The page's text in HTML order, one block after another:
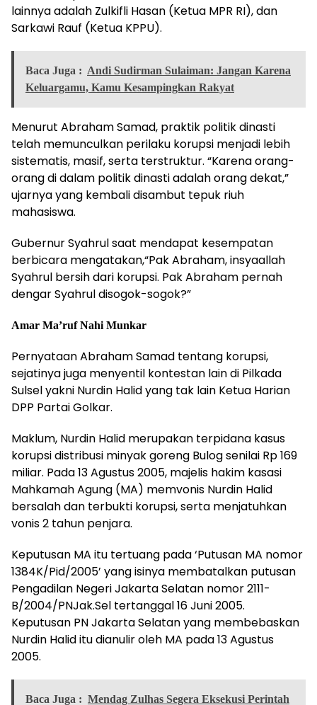
lainnya adalah Zulkifli Hasan (Ketua MPR RI), dan
Sarkawi Rauf (Ketua KPPU).
Baca Juga : Andi Sudirman Sulaiman: Jangan Karena
Keluargamu, Kamu Kesampingkan Rakyat
Menurut Abraham Samad, praktik politik dinasti
telah memunculkan perilaku korupsi menjadi lebih
sistematis, masif, serta terstruktur. “Karena orang-
orang di dalam politik dinasti adalah orang dekat,”
ujarnya yang kembali disambut tepuk riuh
mahasiswa.
Gubernur Syahrul saat mendapat kesempatan
berbicara mengatakan,“Pak Abraham, insyaallah
Syahrul bersih dari korupsi. Pak Abraham pernah
dengar Syahrul disogok-sogok?”
Amar Ma’ruf Nahi Munkar
Pernyataan Abraham Samad tentang korupsi,
sejatinya juga menyentil kontestan lain di Pilkada
Sulsel yakni Nurdin Halid yang tak lain Ketua Harian
DPP Partai Golkar.
Maklum, Nurdin Halid merupakan terpidana kasus
korupsi distribusi minyak goreng Bulog senilai Rp 169
miliar. Pada 13 Agustus 2005, majelis hakim kasasi
Mahkamah Agung (MA) memvonis Nurdin Halid
bersalah dan terbukti korupsi, serta menjatuhkan
vonis 2 tahun penjara.
Keputusan MA itu tertuang pada ‘Putusan MA nomor
1384K/Pid/2005’ yang isinya membatalkan putusan
Pengadilan Negeri Jakarta Selatan nomor 2111-
B/2004/PNJak.Sel tertanggal 16 Juni 2005.
Keputusan PN Jakarta Selatan yang membebaskan
Nurdin Halid itu dianulir oleh MA pada 13 Agustus
2005.
Baca Juga : Mendag Zulhas Segera Eksekusi Perintah